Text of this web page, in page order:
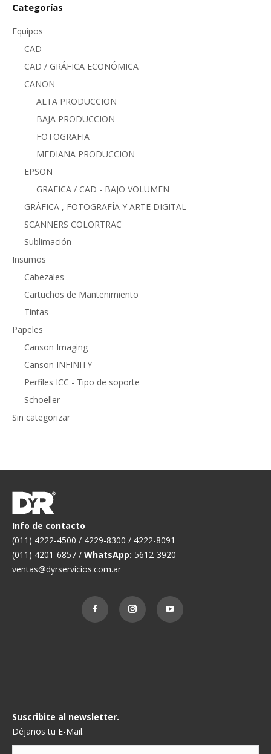
Categorías
Equipos
CAD
CAD / GRÁFICA ECONÓMICA
CANON
ALTA PRODUCCION
BAJA PRODUCCION
FOTOGRAFIA
MEDIANA PRODUCCION
EPSON
GRAFICA / CAD - BAJO VOLUMEN
GRÁFICA , FOTOGRAFÍA Y ARTE DIGITAL
SCANNERS COLORTRAC
Sublimación
Insumos
Cabezales
Cartuchos de Mantenimiento
Tintas
Papeles
Canson Imaging
Canson INFINITY
Perfiles ICC - Tipo de soporte
Schoeller
Sin categorizar
Info de contacto
(011) 4222-4500 / 4229-8300 / 4222-8091
(011) 4201-6857 / WhatsApp: 5612-3920
ventas@dyrservicios.com.ar
Suscribite al newsletter.
Déjanos tu E-Mail.